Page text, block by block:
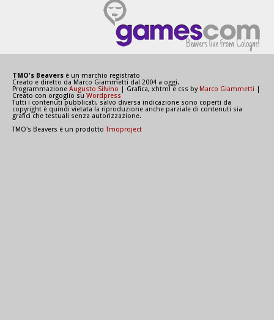
TMO's Beavers è un marchio registrato
Creato e diretto da Marco Giammetti dal 2004 a oggi.
Programmazione Augusto Silvino | Grafica, xhtml e css byMarco Giammetti
Creato con orgoglio su Wordpress
Tutti i contenuti pubblicati, salvo diversa indicazione sono coperti da
copyright è quindi vietata la riproduzione anche parziale di contenuti sia
grafici che testuali senza autorizzazione.
TMO's Beavers è un prodottoTmoproject